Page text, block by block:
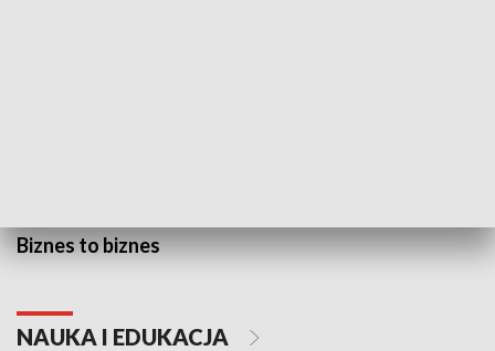
Biznes to biznes
NAUKA I EDUKACJA